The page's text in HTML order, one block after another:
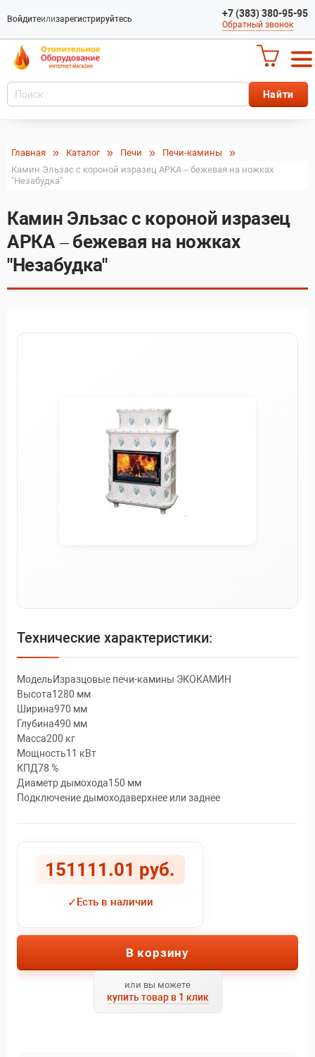
Войдитеилизарегистрируйтесь +7 (383) 380-95-95
Обратный звонок
Главная Каталог Печи
Печи-камины
Камин Эльзас с короной изразец АРКА – бежевая на ножках
"Незабудка"
Камин Эльзас с короной изразец
АРКА – бежевая на ножках
"Незабудка"
Технические характеристики:
МодельИзразцовые печи-камины ЭКОКАМИН
Высота1280 мм
Ширина970 мм
Глубина490 мм
Масса200 кг
Мощность11 кВт
КПД78 %
Диаметр дымохода150 мм
Подключение дымоходаверхнее или заднее
151111.01 руб.
✓Есть в наличии
В корзину
или вы можете
купить товар в 1 клик